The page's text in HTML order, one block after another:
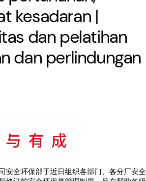
kesadaran |
dan pelatihan
dan perlindungan
安全环保部于近日组织各部门、各分厂安全